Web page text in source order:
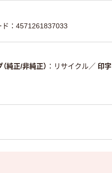
ド：4571261837033
純正/非純正） リサイクル／ 印字